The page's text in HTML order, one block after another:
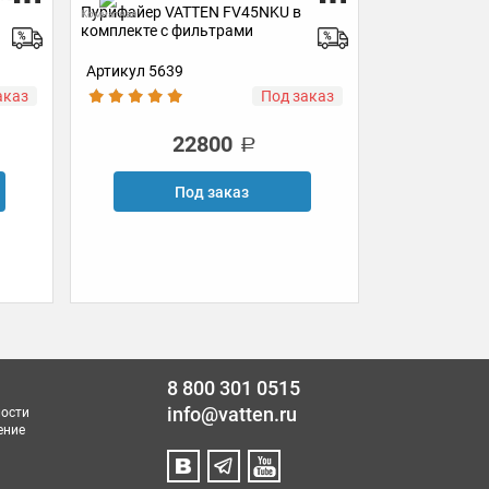
Комнатная
комплекте с фильтрами
Артикул УТ-00000943
В наличии
21500
В корзину
8 800 301 0515
info@vatten.ru